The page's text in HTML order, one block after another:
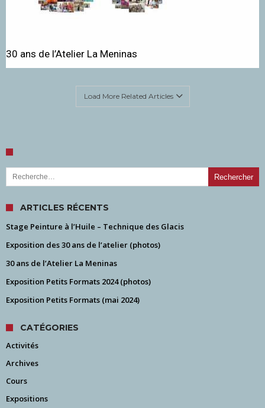
30 ans de l’Atelier La Meninas
Load More Related Articles
Rechercher :
ARTICLES RÉCENTS
Stage Peinture à l’Huile – Technique des Glacis
Exposition des 30 ans de l’atelier (photos)
30 ans de l’Atelier La Meninas
Exposition Petits Formats 2024 (photos)
Exposition Petits Formats (mai 2024)
CATÉGORIES
Activités
Archives
Cours
Expositions